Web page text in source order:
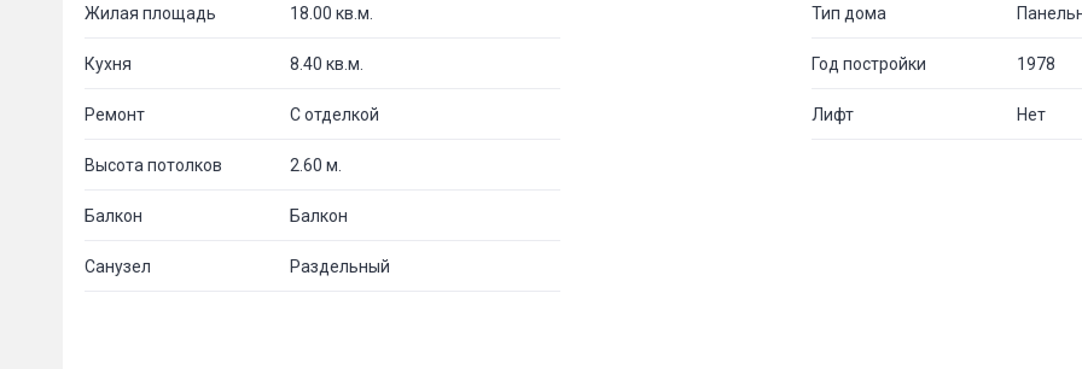
Жилая площадь 18.00 кв.м.
Кухня 8.40 кв.м.
Ремонт С отделкой
Высота потолков 2.60 м.
Балкон Балкон
Санузел Раздельный
Тип дома
Год постройки 1978
Лифт Нет